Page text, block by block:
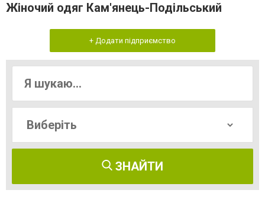
Жіночий одяг Кам'янець-Подільський
+ Додати підприємство
ЗНАЙТИ